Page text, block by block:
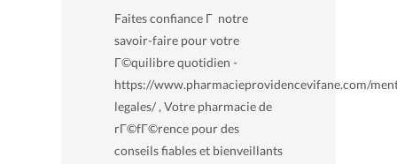
Faites confiance Г notre
savoir-faire pour votre
Г©quilibre quotidien -
https://www.pharmacieprovidencevifane.com/
legales/ , Votre pharmacie de
rГ©fГ©rence pour des
conseils fiables et bienveillants